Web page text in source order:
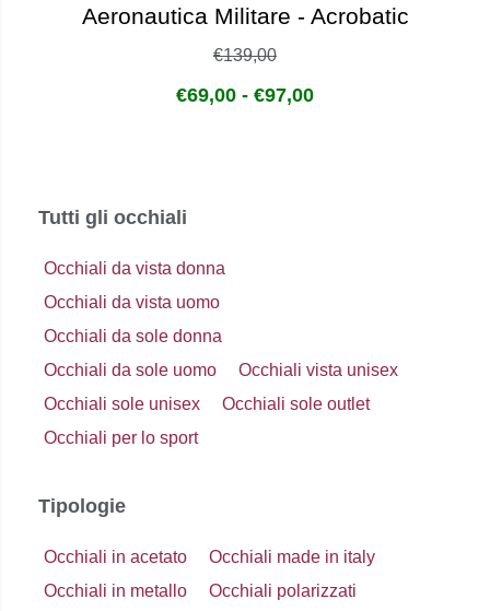
Aeronautica Militare - Acrobatic
€139,00
€69,00 - €97,00
Tutti gli occhiali
Occhiali da vista donna
Occhiali da vista uomo
Occhiali da sole donna
Occhiali da sole uomo
Occhiali vista unisex
Occhiali sole unisex
Occhiali sole outlet
Occhiali per lo sport
Tipologie
Occhiali in acetato
Occhiali made in italy
Occhiali in metallo
Occhiali polarizzati